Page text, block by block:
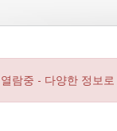
람중 - 다양한 정보